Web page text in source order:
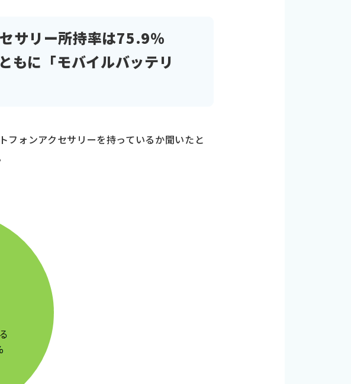
サリー所持率は75.9％
に「モバイルバッテリ
ォンアクセサリーを持っているか聞いたと